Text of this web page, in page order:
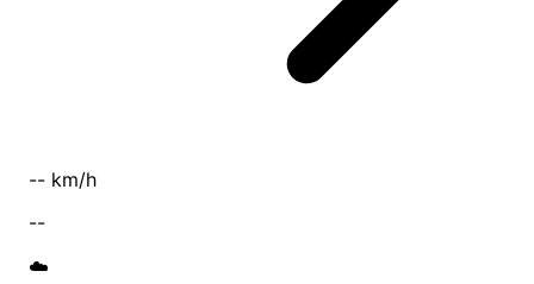
-- km/h
--
☁️